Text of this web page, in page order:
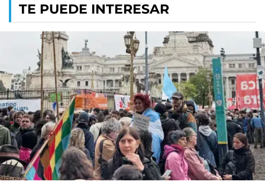
TE PUEDE INTERESAR